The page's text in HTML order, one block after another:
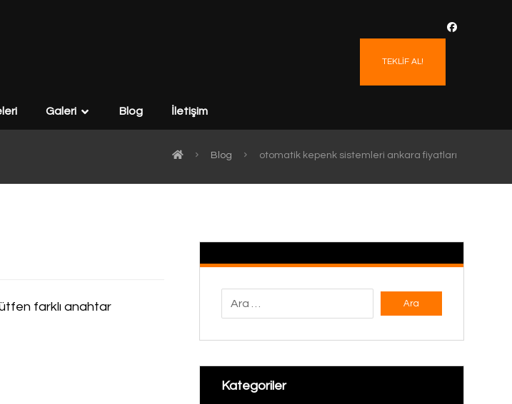
Galeri Blog İletişim
TEKLİF AL!
Blog otomatik kepenk sistemleri ankara fiyatları
farklı anahtar
Kategoriler